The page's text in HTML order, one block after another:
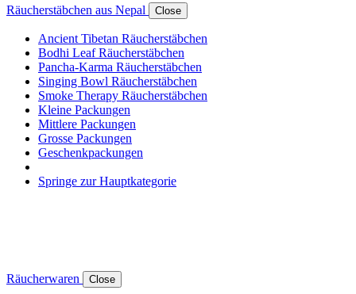
Räucherstäbchen aus Nepal Close
Ancient Tibetan Räucherstäbchen
Bodhi Leaf Räucherstäbchen
Pancha-Karma Räucherstäbchen
Singing Bowl Räucherstäbchen
Smoke Therapy Räucherstäbchen
Kleine Packungen
Mittlere Packungen
Grosse Packungen
Geschenkpackungen
Springe zur Hauptkategorie
Räucherwaren Close